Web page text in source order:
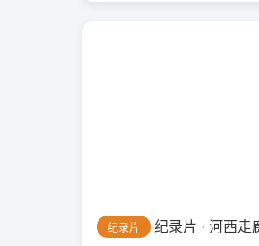
纪录片 纪录片 · 河西走